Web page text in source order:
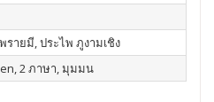
ายมี, ประไพ ภูงามเชิง
2 ภาษา, มุมมน